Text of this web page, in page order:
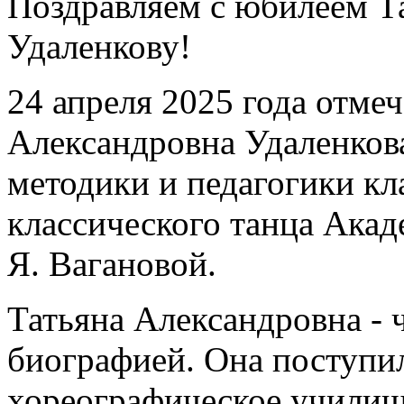
Удаленкову!
24 апреля 2025 года
Александровна
методики и педагогики
классического танца
Я. Вагановой.
Татьяна Александровна -
биографией. Она